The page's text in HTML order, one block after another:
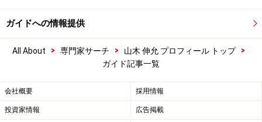
ガイドへの情報提供
All About > 専門家サーチ > 山木 伸允 プロフィール トップ
>
ガイド記事一覧
会社概要 採用情報
投資家情報 広告掲載